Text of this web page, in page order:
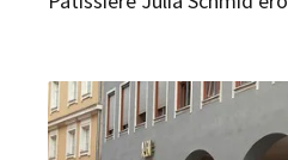
fairen Preisen und
Events.